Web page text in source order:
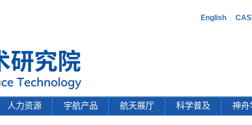
English
人力资源 宇航产品 航天展厅 科学普及 神舟